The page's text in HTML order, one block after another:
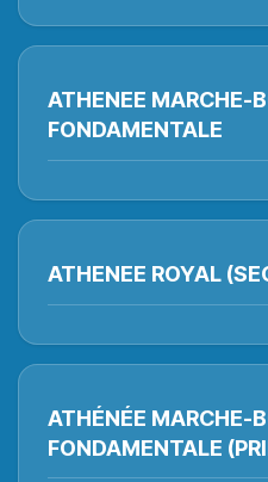
ATHENEE MARCHE-
FONDAMENTALE
ATHENEE ROYAL
ATHÉNÉE MARCHE-
FONDAMENTALE